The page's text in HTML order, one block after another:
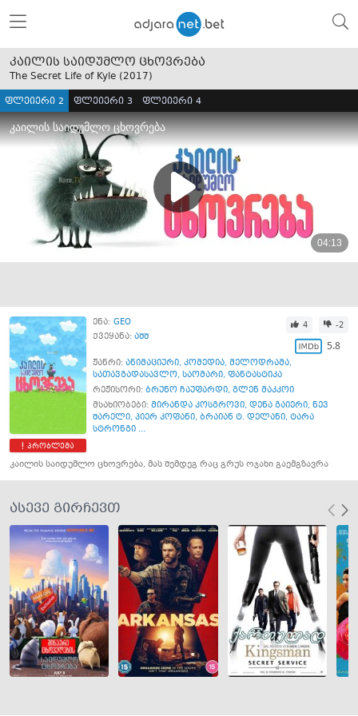
კაილის საიდუმლო ცხოვრება
The Secret Life of Kyle (2017)
ფლეიერი 2 ფლეიერი 3 ფლეიერი 4
პრობლემა
ენა: GEO
ქვეყანა: აშშ
4 -2
5.8
ჟანრი: ანიმაციური, კომედია, მელოდრამა,
სათავგადასავლო, საომარი, ფანტასტიკა
რეჟისორი: ბრუნო ჩაუფარდი, გლენ მაკკოი
მსახიობები: მირანდა კოსგროვი, დენა გაიერი, ნევ
შარელი, პიერ კოფანი, ბრაიან ტ. დელანი, ტარა
სტრონგი ...
კაილის საიდუმლო ცხოვრება, მას შემდეგ რაც გრუს ოჯახი გაემგზავრა
ასევე გირჩევთ